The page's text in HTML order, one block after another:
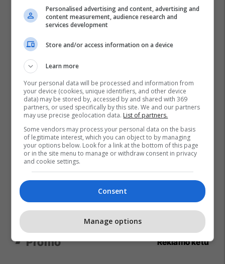
Promo Reklamo këtu
Personalised advertising and content, advertising and
content measurement, audience research and
services development
Store and/or access information on a device
Learn more
Your personal data will be processed and information from
your device (cookies, unique identifiers, and other device
data) may be stored by, accessed by and shared with 369
partners, or used specifically by this site. We and our partners
may use precise geolocation data. List of partners.
Some vendors may process your personal data on the basis
of legitimate interest, which you can object to by managing
your options below. Look for a link at the bottom of this page
or in the site menu to manage or withdraw consent in privacy
and cookie settings.
Consent
Manage options